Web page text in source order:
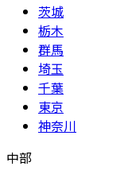
茨城
栃木
群馬
埼玉
千葉
東京
神奈川
中部